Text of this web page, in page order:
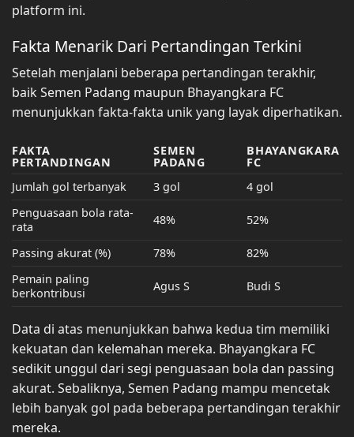
platform ini.
Fakta Menarik Dari Pertandingan Terkini
Setelah menjalani beberapa pertandingan terakhir,
baik Semen Padang maupun Bhayangkara FC
menunjukkan fakta-fakta unik yang layak diperhatikan.
FAKTA
PERTANDINGAN
SEMEN
PADANG
BHAYANGKARA
FC
Jumlah gol terbanyak
3 gol
4 gol
Penguasaan bola rata-
rata
48% 52%
Passing akurat (%) 78%
82%
Pemain paling
berkontribusi
Agus S Budi S
Data di atas menunjukkan bahwa kedua tim memiliki
kekuatan dan kelemahan mereka. Bhayangkara FC
sedikit unggul dari segi penguasaan bola dan passing
akurat. Sebaliknya, Semen Padang mampu mencetak
lebih banyak gol pada beberapa pertandingan terakhir
mereka.